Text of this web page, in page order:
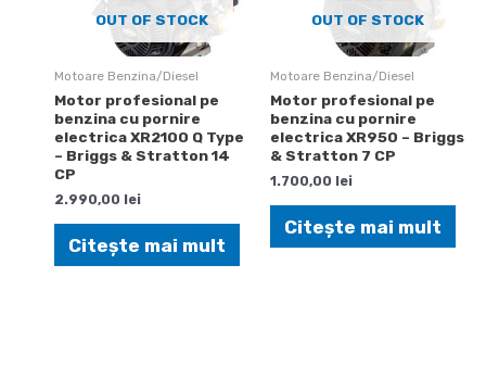
OUT OF STOCK
Motoare Benzina/Diesel
Motor profesional pe
benzina cu pornire
electrica XR2100 Q Type
– Briggs & Stratton 14
CP
2.990,00 lei
Citește mai mult
OUT OF STOCK
Motoare Benzina/Diesel
Motor profesional pe
benzina cu pornire
electrica XR950 – Briggs
& Stratton 7 CP
1.700,00 lei
Citește mai mult